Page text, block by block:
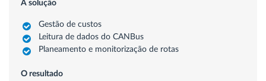
A solução
Gestão de custos
Leitura de dados do CANBus
Planeamento e monitorização de rotas
O resultado